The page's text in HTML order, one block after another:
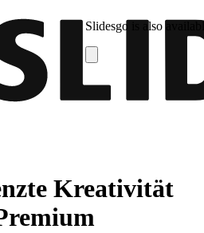
Slidesgo is also
Kreativität